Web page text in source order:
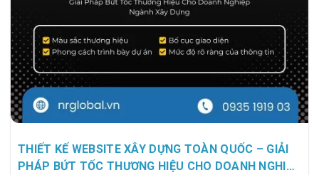
THIẾT KẾ WEBSITE XÂY DỰNG TOÀN QUỐC – GIẢI
PHÁP BỨT TỐC THƯƠNG HIỆU CHO DOANH NGHIỆP